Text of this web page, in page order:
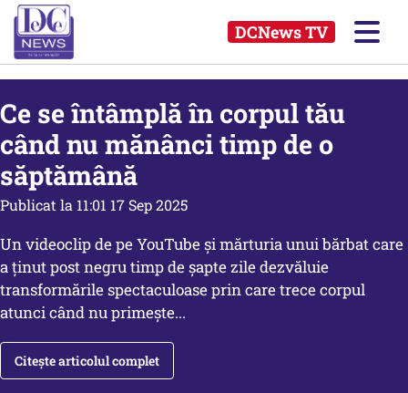
DCNews TV
Ce se întâmplă în corpul tău
când nu mănânci timp de o
săptămână
Publicat la 11:01 17 Sep 2025
Un videoclip de pe YouTube și mărturia unui bărbat care
a ținut post negru timp de șapte zile dezvăluie
transformările spectaculoase prin care trece corpul
atunci când nu primește...
Citește articolul complet